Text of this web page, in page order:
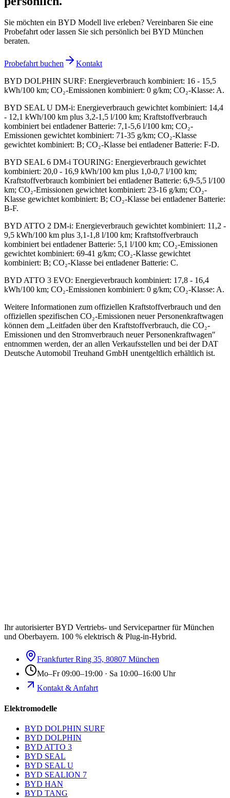
Sie möchten ein BYD Modell live erleben? Vereinbaren Sie eine
Probefahrt oder lassen Sie sich persönlich bei BYD München
beraten.
Probefahrt buchen
Kontakt
BYD DOLPHIN SURF: Energieverbrauch kombiniert: 16 - 15,5
kWh/100 km; CO₂-Emissionen kombiniert: 0 g/km; CO₂-Klasse: A.
BYD SEAL U DM-i: Energieverbrauch gewichtet kombiniert: 14,4
- 12,1 kWh/100 km plus 3,2-1,5 l/100 km; Kraftstoffverbrauch
kombiniert bei entladener Batterie: 7,1-5,6 l/100 km; CO₂-
Emissionen gewichtet kombiniert: 71-35 g/km; CO₂-Klasse
gewichtet kombiniert: B; CO₂-Klasse bei entladener Batterie: F-D.
BYD SEAL 6 DM-i TOURING: Energieverbrauch gewichtet
kombiniert: 20,0 - 16,9 kWh/100 km plus 1,0-0,7 l/100 km;
Kraftstoffverbrauch kombiniert bei entladener Batterie: 6,9-5,5 l/100
km; CO₂-Emissionen gewichtet kombiniert: 23-16 g/km; CO₂-
Klasse gewichtet kombiniert: B; CO₂-Klasse bei entladener Batterie:
B-F.
BYD ATTO 2 DM-i: Energieverbrauch gewichtet kombiniert: 11,2 -
9,5 kWh/100 km plus 3,1-1,8 l/100 km; Kraftstoffverbrauch
kombiniert bei entladener Batterie: 5,1 l/100 km; CO₂-Emissionen
gewichtet kombiniert: 69-41 g/km; CO₂-Klasse gewichtet
kombiniert: B; CO₂-Klasse bei entladener Batterie: C.
BYD ATTO 3 EVO: Energieverbrauch kombiniert: 17,8 - 16,4
kWh/100 km; CO₂-Emissionen kombiniert: 0 g/km; CO₂-Klasse: A.
Weitere Informationen zum offiziellen Kraftstoffverbrauch und den
offiziellen spezifischen CO₂-Emissionen neuer Personenkraftwagen
können dem „Leitfaden über den Kraftstoffverbrauch, die CO₂-
Emissionen und den Stromverbrauch neuer Personenkraftwagen"
entnommen werden, der an allen Verkaufsstellen und bei der DAT
Deutsche Automobil Treuhand GmbH unentgeltlich erhältlich ist.
Ihr autorisierter BYD Vertriebs- und Servicepartner für München
und Oberbayern. 100 % elektrisch & Plug-in-Hybrid.
Frankfurter Ring 35, 80807 München
Mo–Fr 09:00–19:00 · Sa 10:00–16:00 Uhr
Kontakt & Anfahrt
Elektromodelle
BYD DOLPHIN SURF
BYD DOLPHIN
BYD ATTO 3
BYD SEAL
BYD SEAL U
BYD SEALION 7
BYD HAN
BYD TANG